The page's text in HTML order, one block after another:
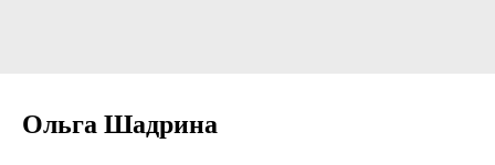
Ольга Шадрина